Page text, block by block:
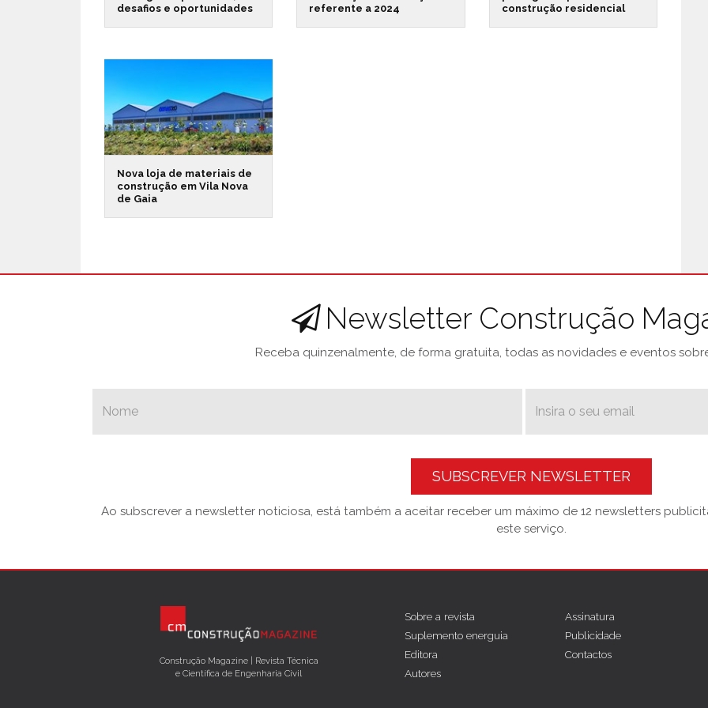
desafios e oportunidades
referente a 2024
construção residencial
Nova loja de materiais de
construção em Vila Nova
de Gaia
Newsletter Construção
Receba quinzenalmente, de forma gratuita, todas as novidades e eventos
SUBSCREVER NEWSLETTER
Ao subscrever a newsletter noticiosa, está também a aceitar receber um máximo de 12 newsletters
este serviço.
Construção Magazine | Revista Técnica
e Científica de Engenharia Civil
Sobre a revista
Suplemento energuia
Editora
Autores
Assinatura
Publicidade
Contactos